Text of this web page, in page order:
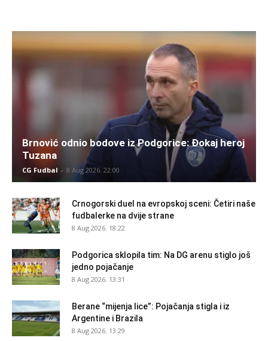
Brnović odnio bodove iz Podgorice: Đokaj heroj
Tuzana
CG Fudbal - 8 Aug 2026. 22:00
Crnogorski duel na evropskoj sceni: Četiri naše
fudbalerke na dvije strane
8 Aug 2026. 18:22
Podgorica sklopila tim: Na DG arenu stiglo još
jedno pojačanje
8 Aug 2026. 13:31
Berane “mijenja lice”: Pojačanja stigla i iz
Argentine i Brazila
8 Aug 2026. 13:29